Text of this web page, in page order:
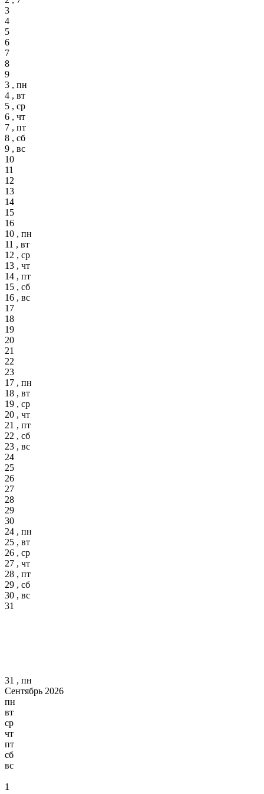
3
4
5
6
7
8
9
3 , пн
4 , вт
5 , ср
6 , чт
7 , пт
8 , сб
9 , вс
10
11
12
13
14
15
16
10 , пн
11 , вт
12 , ср
13 , чт
14 , пт
15 , сб
16 , вс
17
18
19
20
21
22
23
17 , пн
18 , вт
19 , ср
20 , чт
21 , пт
22 , сб
23 , вс
24
25
26
27
28
29
30
24 , пн
25 , вт
26 , ср
27 , чт
28 , пт
29 , сб
30 , вс
31
31 , пн
Сентябрь 2026
пн
вт
ср
чт
пт
сб
вс
1